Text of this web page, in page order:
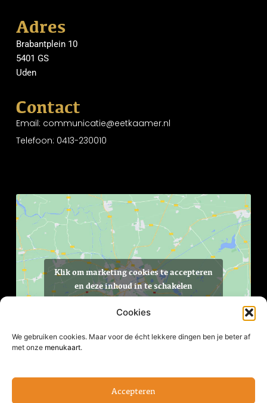
Cookies
We gebruiken cookies. Maar voor de écht lekkere dingen ben je beter af
met onze menukaart.
Accepteren
Adres
Brabantplein 10
5401 GS
Uden
Contact
Email: communicatie@eetkaamer.nl
Telefoon: 0413-230010
Klik om marketing cookies te accepteren
en deze inhoud in te schakelen